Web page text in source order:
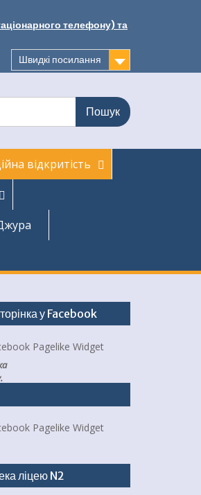
телефону) та
Швидкі посилання
відкритість
у Facebook
ліцею N2